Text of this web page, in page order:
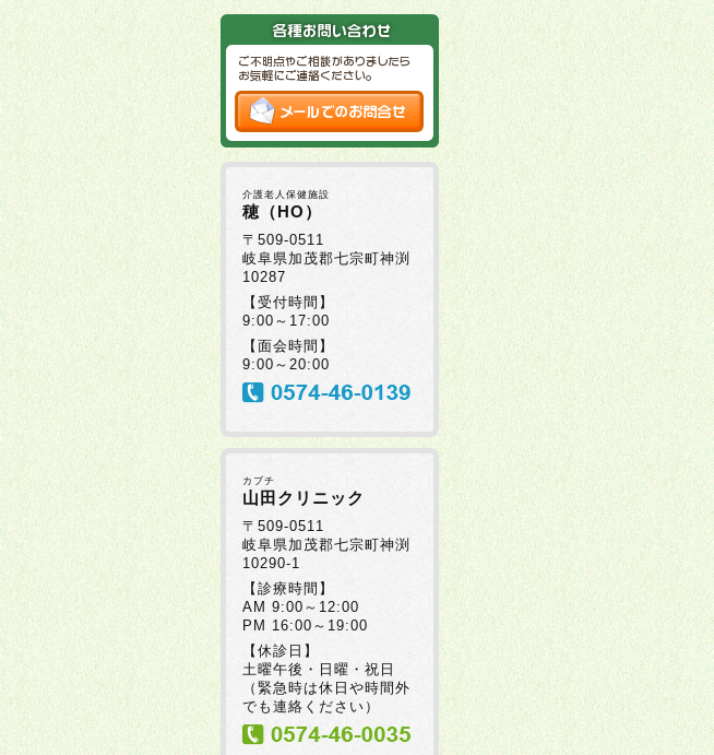
介護老人保健施設
穂（HO）
〒509-0511
岐阜県加茂郡七宗町神渕
10287
【受付時間】
9:00～17:00
【面会時間】
9:00～20:00
カブチ
山田クリニック
〒509-0511
岐阜県加茂郡七宗町神渕
10290-1
【診療時間】
AM 9:00～12:00
PM 16:00～19:00
【休診日】
土曜午後・日曜・祝日
（緊急時は休日や時間外
でも連絡ください）